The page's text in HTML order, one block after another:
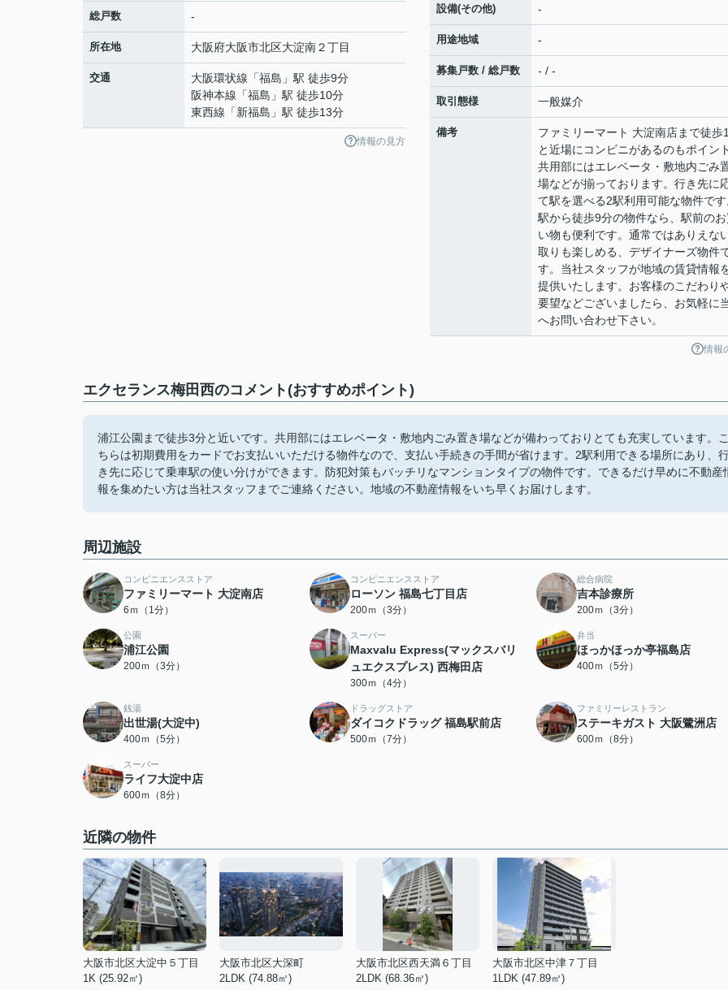
総戸数 -
所在地 大阪府大阪市北区大淀南２丁目
交通 大阪環状線 「福島 」駅 徒歩9分
阪神本線 「福島 」駅 徒歩10分
東西線 「新福島 」駅 徒歩13分
情報の見方
設備(その他) -
用途地域 -
募集戸数 / 総戸数 - / -
取引態様 一般媒介
備考
ファミリーマート 大淀南店まで徒歩
と近場にコンビニがあるのもポイント
共用部にはエレベータ・敷地内ごみ
場などが揃っております。行き先に
て駅を選べる2駅利用可能な物件です
駅から徒歩9分の物件なら、駅前のお
い物も便利です。通常ではありえな
取りも楽しめる、デザイナーズ物件
す。当社スタッフが地域の賃貸情報
提供いたします。お客様のこだわり
要望などございましたら、お気軽に
へお問い合わせ下さい。
情報
エクセランス梅田西のコメント(おすすめポイント)
浦江公園まで徒歩3分と近いです。共用部にはエレベータ・敷地内ごみ置き場などが備わっておりとても充実しています。こ
ちらは初期費用をカードでお支払いいただける物件なので、支払い手続きの手間が省けます。2駅利用できる場所にあり、
き先に応じて乗車駅の使い分けができます。防犯対策もバッチリなマンションタイプの物件です。できるだけ早めに不動産
報を集めたい方は当社スタッフまでご連絡ください。地域の不動産情報をいち早くお届けします。
周辺施設
コンビニエンスストア
ファミリーマート 大淀南店
6ｍ（1分）
コンビニエンスストア
ローソン 福島七丁目店
200ｍ（3分）
総合病院
吉本診療所
200ｍ（3分）
公園
浦江公園
200ｍ（3分）
スーパー
Maxvalu Express(マックスバリ
ュエクスプレス) 西梅田店
300ｍ（4分）
弁当
ほっかほっか亭福島店
400ｍ（5分）
銭湯
出世湯(大淀中)
400ｍ（5分）
ドラッグストア
ダイコクドラッグ 福島駅前店
500ｍ（7分）
ファミリーレストラン
ステーキガスト 大阪鷺洲店
600ｍ（8分）
スーパー
ライフ大淀中店
600ｍ（8分）
近隣の物件
大阪市北区大淀中５丁目
1K (25.92㎡)
大阪市北区大深町
2LDK (74.88㎡)
大阪市北区西天満６丁目
2LDK (68.36㎡)
大阪市北区中津７丁目
1LDK (47.89㎡)